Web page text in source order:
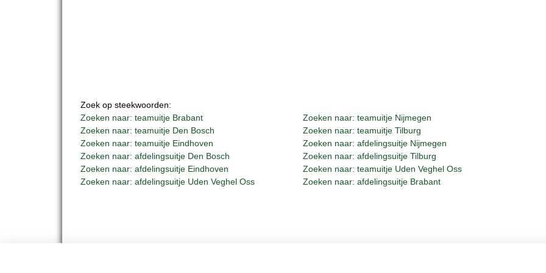
Zoek op steekwoorden:
Zoeken naar: teamuitje Brabant
Zoeken naar: teamuitje Nijmegen
Zoeken naar: teamuitje Den Bosch
Zoeken naar: teamuitje Tilburg
Zoeken naar: teamuitje Eindhoven
Zoeken naar: afdelingsuitje Nijmegen
Zoeken naar: afdelingsuitje Den Bosch
Zoeken naar: afdelingsuitje Tilburg
Zoeken naar: afdelingsuitje Eindhoven
Zoeken naar: teamuitje Uden Veghel Oss
Zoeken naar: afdelingsuitje Uden Veghel Oss
Zoeken naar: afdelingsuitje Brabant